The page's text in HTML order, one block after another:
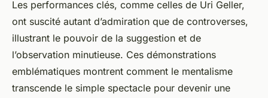
Les performances clés, comme celles de Uri Geller,
ont suscité autant d’admiration que de controverses,
illustrant le pouvoir de la suggestion et de
l’observation minutieuse. Ces démonstrations
emblématiques montrent comment le mentalisme
transcende le simple spectacle pour devenir une